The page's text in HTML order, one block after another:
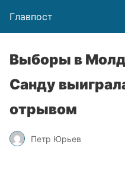
Главпост
Выборы в
Санду
отрывом
Петр Юрьев